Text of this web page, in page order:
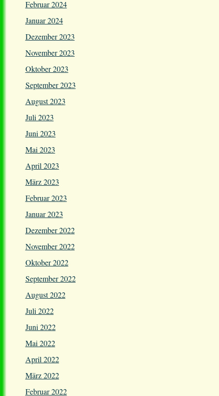
Februar 2024
Januar 2024
Dezember 2023
November 2023
Oktober 2023
September 2023
August 2023
Juli 2023
Juni 2023
Mai 2023
April 2023
März 2023
Februar 2023
Januar 2023
Dezember 2022
November 2022
Oktober 2022
September 2022
August 2022
Juli 2022
Juni 2022
Mai 2022
April 2022
März 2022
Februar 2022